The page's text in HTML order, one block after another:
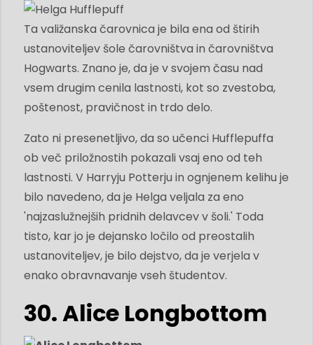
Ta valižanska čarovnica je bila ena od štirih
ustanoviteljev šole čarovništva in čarovništva
Hogwarts. Znano je, da je v svojem času nad
vsem drugim cenila lastnosti, kot so zvestoba,
poštenost, pravičnost in trdo delo.
Zato ni presenetljivo, da so učenci Hufflepuffa
ob več priložnostih pokazali vsaj eno od teh
lastnosti. V Harryju Potterju in ognjenem kelihu je
bilo navedeno, da je Helga veljala za eno
'najzaslužnejših pridnih delavcev v šoli.' Toda
tisto, kar jo je dejansko ločilo od preostalih
ustanoviteljev, je bilo dejstvo, da je verjela v
enako obravnavanje vseh študentov.
30. Alice Longbottom